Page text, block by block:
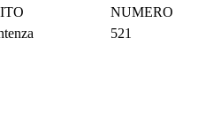
NUMERO
521